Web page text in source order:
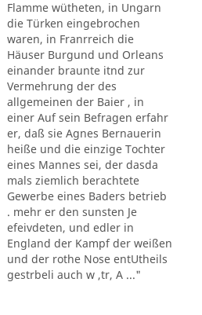
Flamme wütheten, in Ungarn
die Türken eingebrochen
waren, in Franrreich die
Häuser Burgund und Orleans
einander braunte itnd zur
Vermehrung der des
allgemeinen der Baier , in
einer Auf sein Befragen erfahr
er, daß sie Agnes Bernauerin
heiße und die einzige Tochter
eines Mannes sei, der dasda
mals ziemlich berachtete
Gewerbe eines Baders betrieb
. mehr er den sunsten Je
efeivdeten, und edler in
England der Kampf der weißen
und der rothe Nose entUtheils
gestrbeli auch w ,tr, A ..."